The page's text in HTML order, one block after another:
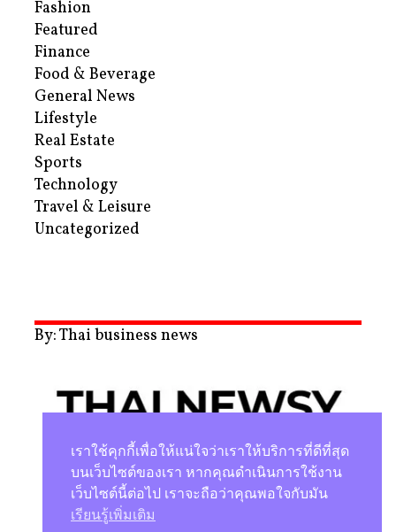
Fashion
Featured
Finance
Food & Beverage
General News
Lifestyle
Real Estate
Sports
Technology
Travel & Leisure
Uncategorized
By: Thai business news
นโยบายความเป็นส่วนตัว
เราใช้คุกกี้เพื่อให้แน่ใจว่าเราให้บริการที่ดีที่สุด
บนเว็บไซต์ของเรา หากคุณดำเนินการใช้งาน
เว็บไซต์นี้ต่อไป เราจะถือว่าคุณพอใจกับมัน
เรียนรู้เพิ่มเติม